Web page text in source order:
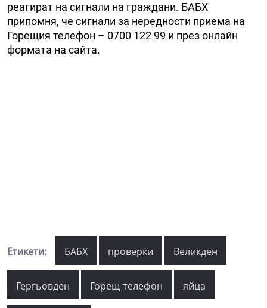
реагират на сигнали на граждани. БАБХ
припомня, че сигнали за нередности приема на
Горещия телефон – 0700 122 99 и през онлайн
формата на сайта.
Етикети: БАБХ проверки Великден
Гергьовден Горещ телефон яйца